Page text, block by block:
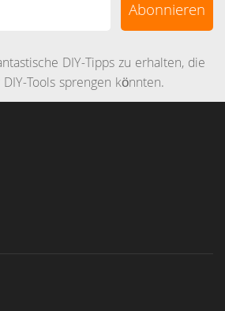
DIY-Tipps zu erhalten, die
Tools sprengen könnten.